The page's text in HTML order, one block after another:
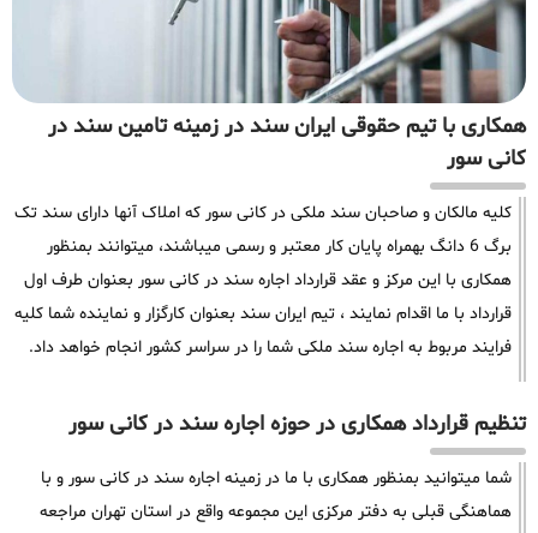
همکاری با تیم حقوقی ایران سند در زمینه تامین سند در
کانی سور
کلیه مالکان و صاحبان سند ملکی در کانی سور که املاک آنها دارای سند تک
برگ 6 دانگ بهمراه پایان کار معتبر و رسمی میباشند، میتوانند بمنظور
همکاری با این مرکز و عقد قرارداد اجاره سند در کانی سور بعنوان طرف اول
قرارداد با ما اقدام نمایند ، تیم ایران سند بعنوان کارگزار و نماینده شما کلیه
فرایند مربوط به اجاره سند ملکی شما را در سراسر کشور انجام خواهد داد.
تنظیم قرارداد همکاری در حوزه اجاره سند در کانی سور
شما میتوانید بمنظور همکاری با ما در زمینه اجاره سند در کانی سور و با
هماهنگی قبلی به دفتر مرکزی این مجموعه واقع در استان تهران مراجعه